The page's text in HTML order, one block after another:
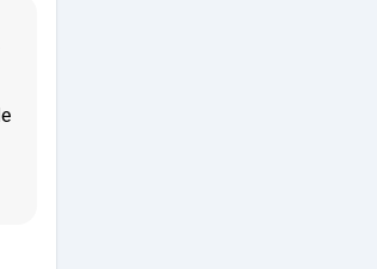
Noël pour Maman/Papa/Homme/Femme/Couple